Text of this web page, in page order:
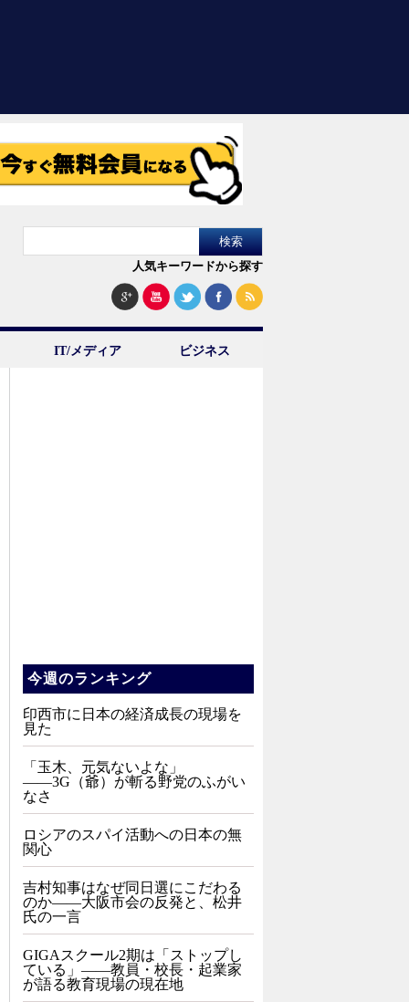
人気キーワードから探す
IT/メディア ビジネス
今週のランキング
印西市に日本の経済成長の現場を
見た
「玉木、元気ないよな」
――3G（爺）が斬る野党のふがい
なさ
ロシアのスパイ活動への日本の無
関心
吉村知事はなぜ同日選にこだわる
のか――大阪市会の反発と、松井
氏の一言
GIGAスクール2期は「ストップし
ている」——教員・校長・起業家
が語る教育現場の現在地